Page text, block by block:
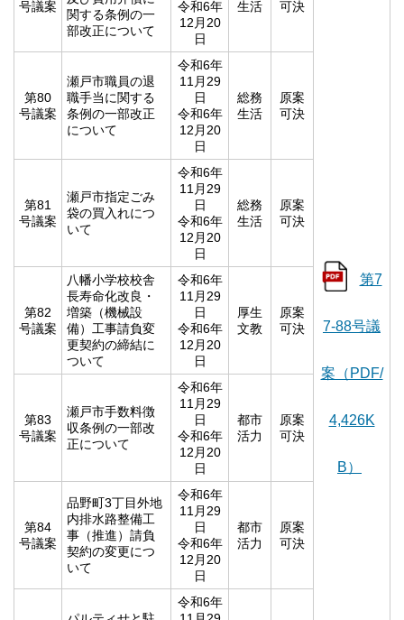
第7
7-88号議
案（PDF/
4,426K
B）
号議案
関する条例の一
部改正について
令和6年
12月20
日
生活
可決
第80
号議案
瀬戸市職員の退
職手当に関する
条例の一部改正
について
令和6年
11月29
日
令和6年
12月20
日
総務
生活
原案
可決
第81
号議案
瀬戸市指定ごみ
袋の買入れにつ
いて
令和6年
11月29
日
令和6年
12月20
日
総務
生活
原案
可決
第82
号議案
八幡小学校校舎
長寿命化改良・
増築（機械設
備）工事請負変
更契約の締結に
ついて
令和6年
11月29
日
令和6年
12月20
日
厚生
文教
原案
可決
第83
号議案
瀬戸市手数料徴
収条例の一部改
正について
令和6年
11月29
日
令和6年
12月20
日
都市
活力
原案
可決
第84
号議案
品野町3丁目外地
内排水路整備工
事（推進）請負
契約の変更につ
いて
令和6年
11月29
日
令和6年
12月20
日
都市
活力
原案
可決
令和6年